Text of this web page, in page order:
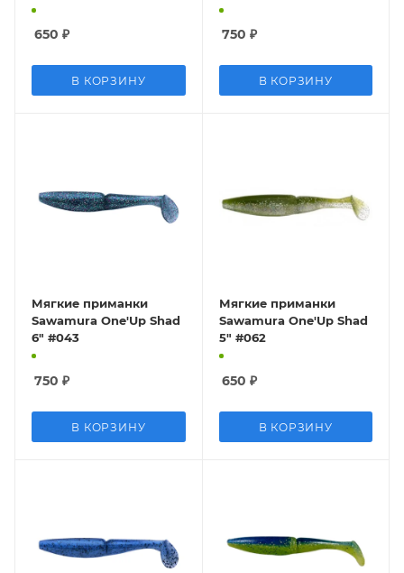
650 ₽
В КОРЗИНУ
750 ₽
В КОРЗИНУ
Мягкие приманки
Sawamura One'Up Shad
6" #043
750 ₽
В КОРЗИНУ
Мягкие приманки
Sawamura One'Up Shad
5" #062
650 ₽
В КОРЗИНУ